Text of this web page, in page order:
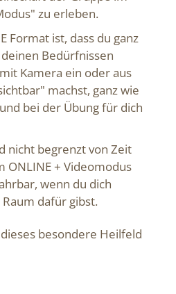
zu erleben.
Format ist, dass du ganz
Bedürfnissen
Kamera ein oder aus
machst, ganz wie
bei der Übung für dich
nicht begrenzt von Zeit
ONLINE + Videomodus
wenn du dich
dafür gibst.
besondere Heilfeld